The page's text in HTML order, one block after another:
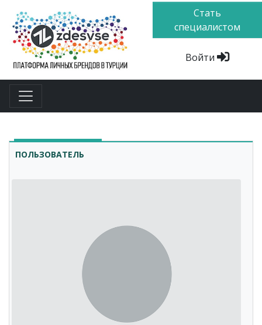
Стать
специалистом
Войти
ПОЛЬЗОВАТЕЛЬ